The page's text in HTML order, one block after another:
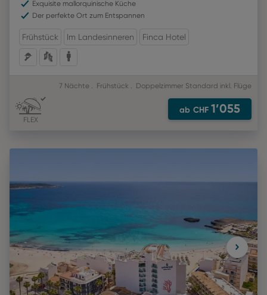
Exquisite mallorquinische Küche
Der perfekte Ort zum Entspannen
Frühstück Im Landesinneren Finca Hotel
FLEX
7 Nächte Frühstück Doppelzimmer Standard inkl. Flüge
ab CHF 1’055